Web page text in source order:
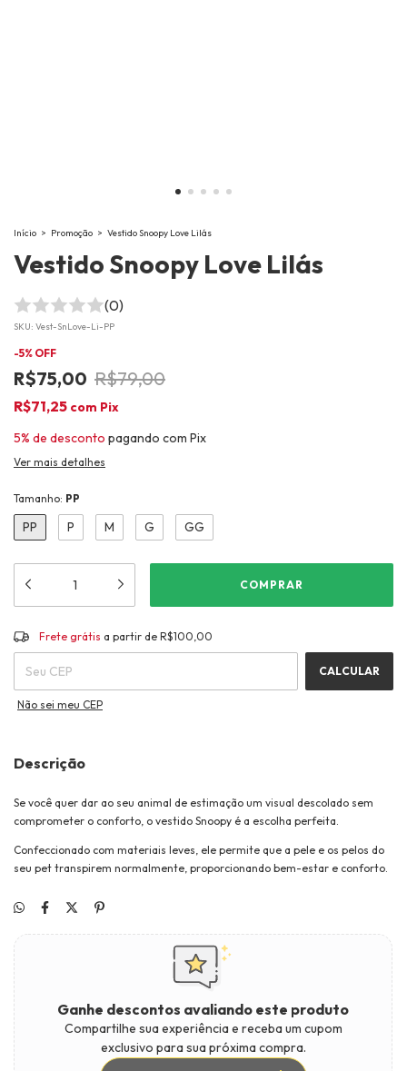
Início > Promoção > Vestido Snoopy Love Lilás
Vestido Snoopy Love Lilás
(0)
SKU: Vest-SnLove-Li-PP
-5% OFF
R$75,00 R$79,00
R$71,25 com Pix
5% de desconto pagando com Pix
Ver mais detalhes
Tamanho: PP
PP P M G GG
Frete grátis R$100,00
ALTERAR CEP
Frete grátis a partir deR$100,00
CALCULAR
Não sei meu CEP
Descrição
Se você quer dar ao seu animal de estimação um visual descolado sem
comprometer o conforto, o vestido Snoopy é a escolha perfeita.
Confeccionado com materiais leves, ele permite que a pele e os pelos do
seu pet transpirem normalmente, proporcionando bem-estar e conforto.
Ganhe descontos avaliando este produto
Compartilhe sua experiência e receba um cupom
exclusivo para sua próxima compra.